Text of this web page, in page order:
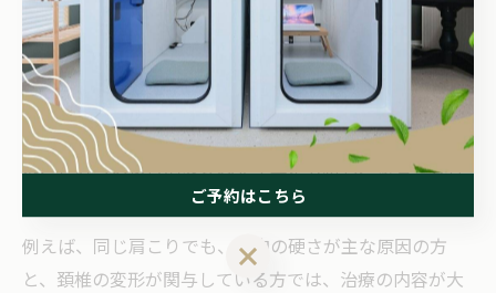
根本要因としては、筋肉の過緊張や姿勢不良だけでな
く、頚椎症や五十肩などの疾患が隠れていることもあり
ます。また、ストレスや自律神経の乱れが肩こりを慢性
化させているケースも見逃せません。名医による診断で
は、これらの複合的な要因を丁寧に分析し、患者一人ひ
とりに合った治療方針を提案します。
例えば、同じ肩こりでも、筋肉の硬さが主な原因の方
と、頚椎の変形が関与している方では、治療の内容が大
ご予約はこちら
ご予約はこちら